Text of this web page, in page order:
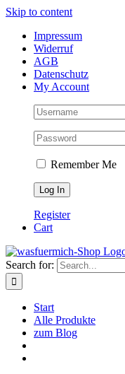
Skip to content
Impressum
Widerruf
AGB
Datenschutz
My Account
Remember Me
Register
Cart
Search for:
Start
Alle Produkte
zum Blog